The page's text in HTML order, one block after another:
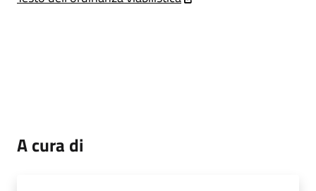
A cura di